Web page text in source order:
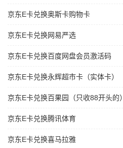
京东E卡兑换奥斯卡购物卡
京东E卡兑换网易严选
京东E卡兑换百度网盘会员激活码
京东E卡兑换永辉超市卡（实体卡）
京东E卡兑换百果园（只收88开头的）
京东E卡兑换腾讯体育
京东E卡兑换喜马拉雅